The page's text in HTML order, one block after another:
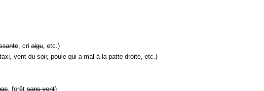
, criaigu, etc.)
, ventdu soir, poulequi a mal à la patte droite, etc.)
, forêt sans vent)